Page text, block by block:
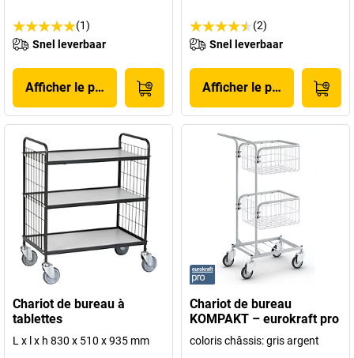
(1)
Snel leverbaar
Afficher le produit
(2)
Snel leverbaar
Afficher le produit
Chariot de bureau à
tablettes
L x l x h 830 x 510 x 935 mm
Chariot de bureau
KOMPAKT – eurokraft pro
coloris châssis: gris argent